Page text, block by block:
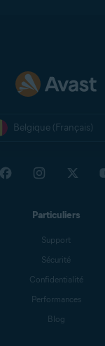
Belgique (Français)
Particuliers
Support
Sécurité
Confidentialité
Performances
Blog